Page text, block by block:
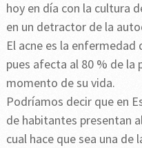
hoy en día con la cultura
en un detractor de la
El acne es la
pues afecta al 80 % de la
momento de su vida.
Podríamos decir que en
de habitantes presentan
cual hace que sea una